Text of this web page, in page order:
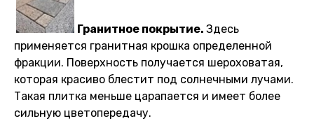
Гранитное покрытие. Здесь
применяется гранитная крошка определенной
фракции. Поверхность получается шероховатая,
которая красиво блестит под солнечными лучами.
Такая плитка меньше царапается и имеет более
сильную цветопередачу.